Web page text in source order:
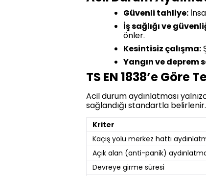
Güvenli tahliye:
İş sağlığı ve
önler.
Kesintisiz çalışma:
Yangın ve deprem
TS EN 1838’e Göre
Acil durum aydınlatması
sağlandığı standartla
Kriter
Kaçış yolu merkez hattı
Açık alan (anti-panik)
Devreye girme süresi